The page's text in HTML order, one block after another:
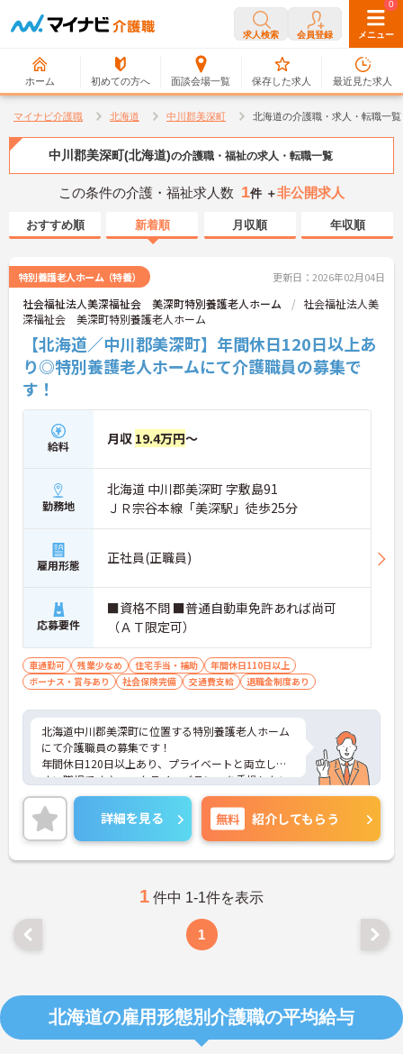
求人検索 会員登録 メニュー
ホーム 初めての方へ 面談会場一覧
0
保存した求人
0
最近見た求人
マイナビ介護職 北海道 中川郡美深町 北海道の介護職・求人・転職一覧
中川郡美深町(北海道)の介護職・福祉の求人・転職一覧
この条件の介護・福祉求人数 1件 ＋非公開求人
おすすめ順 新着順 月収順 年収順
特別養護老人ホーム（特養） 更新日：2026年02月04日
社会福祉法人美深福祉会 美深町特別養護老人ホーム
社会福祉法人美
深福祉会 美深町特別養護老人ホーム
【北海道／中川郡美深町】年間休日120日以上あ
り◎特別養護老人ホームにて介護職員の募集で
す！
給料 月収 19.4万円～
勤務地
北海道 中川郡美深町 字敷島91
ＪＲ宗谷本線「美深駅」徒歩25分
雇用形態 正社員(正職員)
応募要件
■資格不問 ■普通自動車免許あれば尚可
（ＡＴ限定可）
車通勤可 残業少なめ 住宅手当・補助
年間休日110日以上
ボーナス・賞与あり
社会保険完備 交通費支給 退職金制度あり
北海道中川郡美深町に位置する特別養護老人ホーム
にて介護職員の募集です！
年間休日120日以上あり、プライベートと両立しや
すい職場です♪ワークライフバランスを重視したい
方におすすめです。
ご興味のある方には、面接対策ポイントなど、さら
に詳細をご案内しますのでお気軽にご相談くださ
い！
詳細を見る 無料 紹介してもらう
1 件中 1-1件を表示
1
北海道の雇用形態別介護職の平均給与